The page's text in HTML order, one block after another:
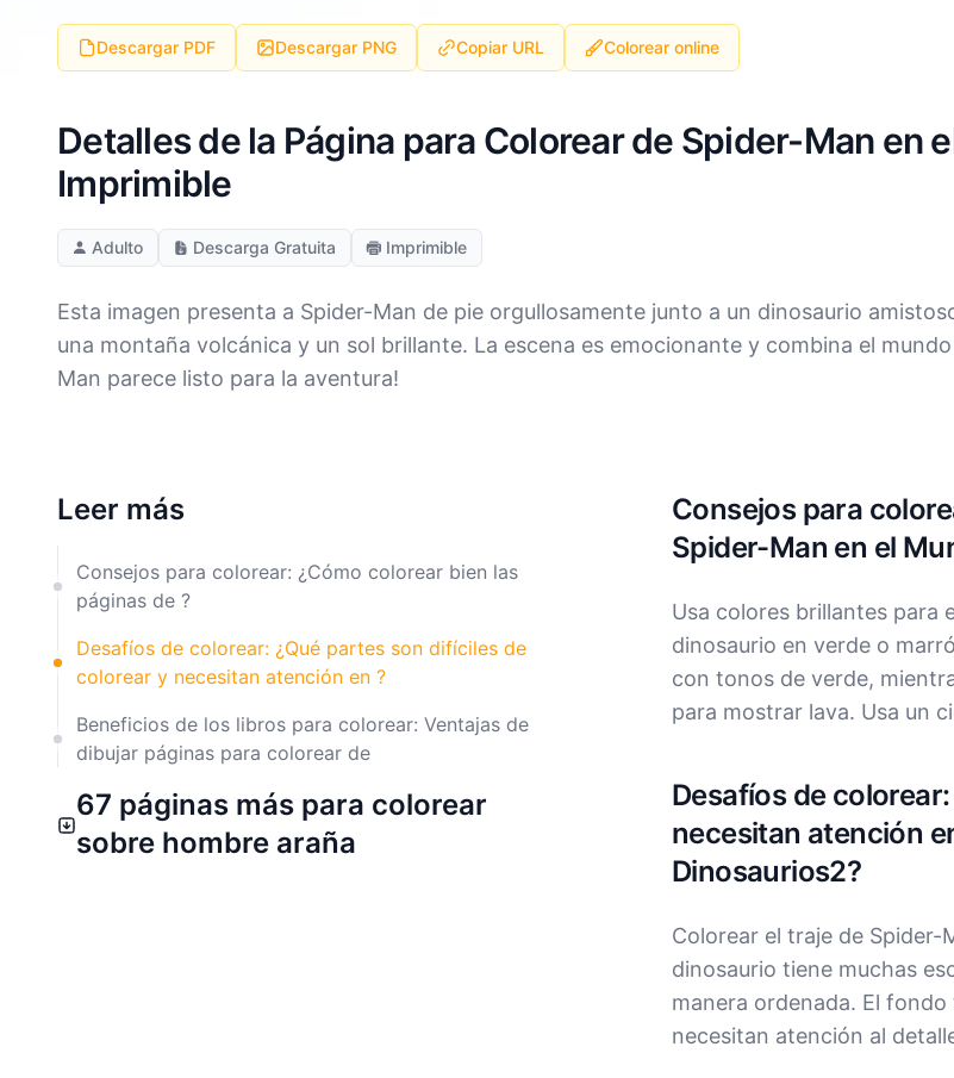
Descargar PDF Descargar PNG Copiar URL Colorear online
Detalles de la Página para Colorear de Spider-Man en
Imprimible
Adulto Descarga Gratuita Imprimible
Esta imagen presenta a Spider-Man de pie orgullosamente junto a un dinosaurio
una montaña volcánica y un sol brillante. La escena es emocionante y combina el
Man parece listo para la aventura!
Leer más
Consejos para colorear: ¿Cómo colorear bien las
páginas de ?
Desafíos de colorear: ¿Qué partes son difíciles de
colorear y necesitan atención en ?
Beneficios de los libros para colorear: Ventajas de
dibujar páginas para colorear de
67 páginas más para colorear
sobre hombre araña
Consejos para
Spider-Man en el
Usa colores brillantes para
dinosaurio en verde o
con tonos de verde,
para mostrar lava. Usa un
Desafíos de
necesitan atención
Dinosaurios2?
Colorear el traje de Spider-
dinosaurio tiene muchas
manera ordenada. El
necesitan atención al